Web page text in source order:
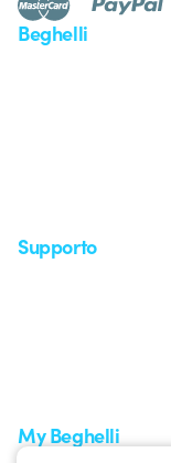
Beghelli
Supporto
My Beghelli